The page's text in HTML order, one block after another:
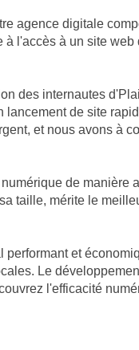
agence digitale
l'accès à un site
des internautes
de site
et nous avons à
de manière
taille, mérite le
et
Le
l'efficacité